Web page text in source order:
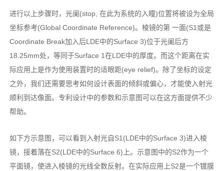
进行以上步骤时，光阑(stop, 在此为系统的入瞳)位置将被设为全局
坐标参考(Global Coordinate Reference)。棱镜的第 一面(S1或是
Coordinate Break加入后LDE中的Surface 3)位于光阑后方
18.25mm处，等同于Surface 1在LDE中的厚度。而这个距离在实
际应用上是作为使用装置时的适眼距(eye relief)。除了坐标的设定
之外，我们还需要思考如何设计表面的倾斜或偏心，才能使入射光
顺利到达像面。专利设计中的参数和示意图可以在这方面提供不少
帮助。
如下方示意图，可以看到入射光自S1(LDE中的Surface 3)进入棱
镜，接着落在S2(LDE中的Surface 6)上。示意图中的S2作为一个
平面镜，使进入棱镜的光线全数反射。在实际应用上S2是一个镀膜